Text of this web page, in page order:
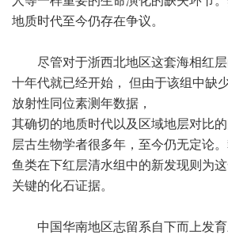
地质时代至今仍存在争议。
尽管对于浙西北地区这套海相红层
十年代就已经开始， 但由于该组中缺
放射性同位素测年数据，
其确切的地质时代以及区域地层对比
层古生物学者很多年，至今仍无定论
鱼类在下红层清水组中的新发现则为
关键的化石证据。
中国华南地区志留系自下而上发育